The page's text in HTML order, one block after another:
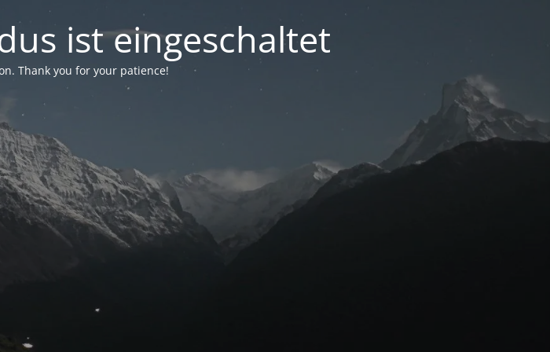
ist eingeschaltet
Thank you for your patience!